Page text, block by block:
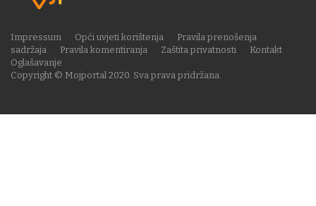
Copyright © Mojportal 2020. Sva prava pridržana.
Impressum Opći uvjeti korištenja
Pravila prenošenja
sadržaja
Pravila komentiranja Zaštita privatnosti
Kontakt
Oglašavanje